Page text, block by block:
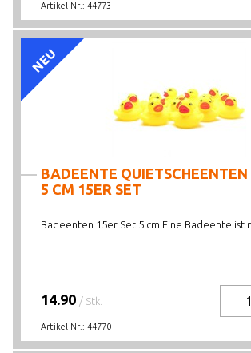
Artikel-Nr.: 44773
NEU
BADEENTE QUIETSCHEENTEN
5 CM 15ER SET
Badeenten 15er Set 5 cm Eine Badeente ist
14.90 / Stk.
Artikel-Nr.: 44770